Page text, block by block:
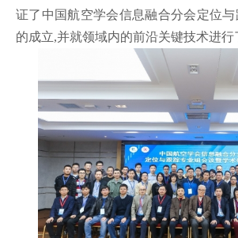
证了中国航空学会信息融合分会定位
的成立,并就领域内的前沿关键技术进行